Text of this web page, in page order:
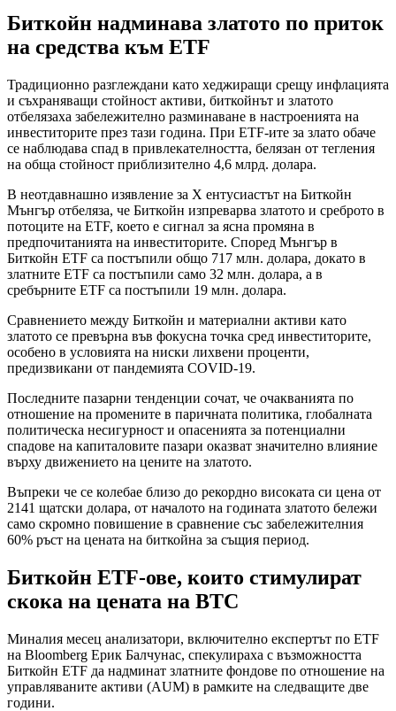
Биткойн надминава златото по приток
на средства към ETF
Традиционно разглеждани като хеджиращи срещу инфлацията
и съхраняващи стойност активи, биткойнът и златото
отбелязаха забележително разминаване в настроенията на
инвеститорите през тази година. При ETF-ите за злато обаче
се наблюдава спад в привлекателността, белязан от тегления
на обща стойност приблизително 4,6 млрд. долара.
В неотдавнашно изявление за X ентусиастът на Биткойн
Мънгър отбеляза, че Биткойн изпреварва златото и среброто в
потоците на ETF, което е сигнал за ясна промяна в
предпочитанията на инвеститорите. Според Мънгър в
Биткойн ETF са постъпили общо 717 млн. долара, докато в
златните ETF са постъпили само 32 млн. долара, а в
сребърните ETF са постъпили 19 млн. долара.
Сравнението между Биткойн и материални активи като
златото се превърна във фокусна точка сред инвеститорите,
особено в условията на ниски лихвени проценти,
предизвикани от пандемията COVID-19.
Последните пазарни тенденции сочат, че очакванията по
отношение на промените в паричната политика, глобалната
политическа несигурност и опасенията за потенциални
спадове на капиталовите пазари оказват значително влияние
върху движението на цените на златото.
Въпреки че се колебае близо до рекордно високата си цена от
2141 щатски долара, от началото на годината златото бележи
само скромно повишение в сравнение със забележителния
60% ръст на цената на биткойна за същия период.
Биткойн ETF-ове, които стимулират
скока на цената на BTC
Миналия месец анализатори, включително експертът по ETF
на Bloomberg Ерик Балчунас, спекулираха с възможността
Биткойн ETF да надминат златните фондове по отношение на
управляваните активи (AUM) в рамките на следващите две
години.